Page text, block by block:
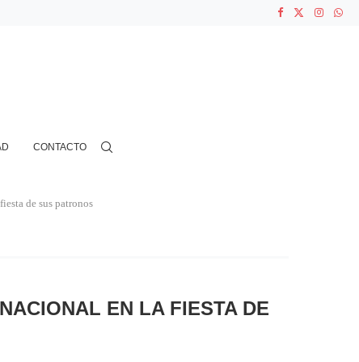
CONTACTO
de sus patronos
EN LA FIESTA DE